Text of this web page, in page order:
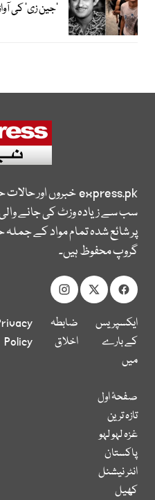
’جین زی‘ کی
express.pkخبروں اور
سب سے زیادہ وزٹ کی جانے
پر شائع شدہ تمام مواد کے
گروپ محفوظ ہیں۔
ایکسپریس
کے بارے
میں
ضابطہ
اخلاق
Policy
صفحۂ اول
تازہ ترین
غزہ لہو لہو
پاکستان
انٹر نیشنل
کھیل